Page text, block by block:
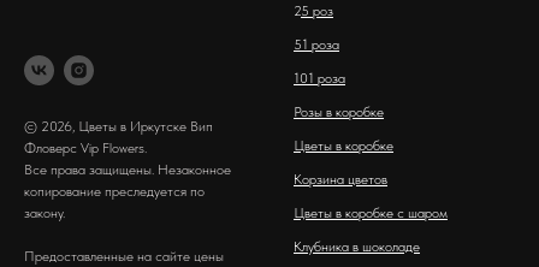
© 2026, Цветы в Иркутске Вип
Фловерс Vip Flowers.
Все права защищены. Незаконное
копирование преследуется по
закону.
Предоставленные на сайте цены
25 роз
51 роза
101 роза
Розы в коробке
Цветы в коробке
Корзина цветов
Цветы в коробке с шаром
Клубника в шоколаде